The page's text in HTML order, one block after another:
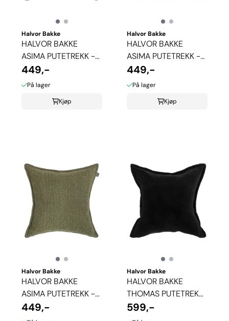
Halvor Bakke
HALVOR BAKKE
ASIMA PUTETREKK -
BRUN
449,-
På lager
Kjøp
Halvor Bakke
HALVOR BAKKE
ASIMA PUTETREKK -
RUST
449,-
På lager
Kjøp
Halvor Bakke
HALVOR BAKKE
ASIMA PUTETREKK -
GRØNN
449,-
Halvor Bakke
HALVOR BAKKE
THOMAS PUTETREKK
- SORT
599,-